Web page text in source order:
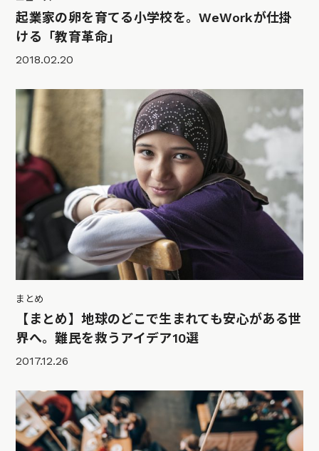
起業家の卵を育てる小学校を。WeWorkが仕掛
ける「教育革命」
2018.02.20
まとめ
【まとめ】地球のどこで生まれても安心がある世
界へ。難民を救うアイデア10選
2017.12.26